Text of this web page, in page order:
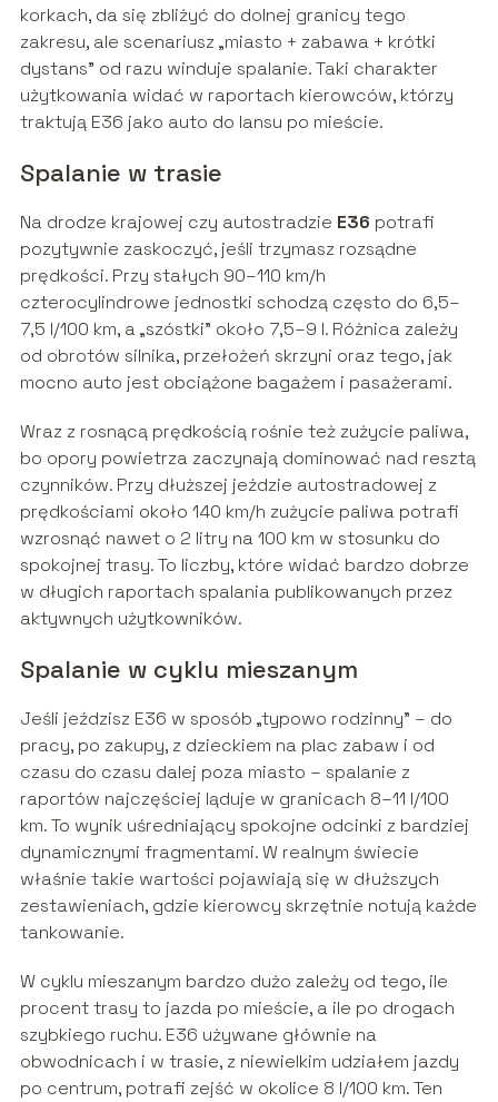
korkach, da się zbliżyć do dolnej granicy tego
zakresu, ale scenariusz „miasto + zabawa + krótki
dystans” od razu winduje spalanie. Taki charakter
użytkowania widać w raportach kierowców, którzy
traktują E36 jako auto do lansu po mieście.
Spalanie w trasie
Na drodze krajowej czy autostradzie E36 potrafi
pozytywnie zaskoczyć, jeśli trzymasz rozsądne
prędkości. Przy stałych 90–110 km/h
czterocylindrowe jednostki schodzą często do 6,5–
7,5 l/100 km, a „szóstki” około 7,5–9 l. Różnica zależy
od obrotów silnika, przełożeń skrzyni oraz tego, jak
mocno auto jest obciążone bagażem i pasażerami.
Wraz z rosnącą prędkością rośnie też zużycie paliwa,
bo opory powietrza zaczynają dominować nad resztą
czynników. Przy dłuższej jeździe autostradowej z
prędkościami około 140 km/h zużycie paliwa potrafi
wzrosnąć nawet o 2 litry na 100 km w stosunku do
spokojnej trasy. To liczby, które widać bardzo dobrze
w długich raportach spalania publikowanych przez
aktywnych użytkowników.
Spalanie w cyklu mieszanym
Jeśli jeździsz E36 w sposób „typowo rodzinny” – do
pracy, po zakupy, z dzieckiem na plac zabaw i od
czasu do czasu dalej poza miasto – spalanie z
raportów najczęściej ląduje w granicach 8–11 l/100
km. To wynik uśredniający spokojne odcinki z bardziej
dynamicznymi fragmentami. W realnym świecie
właśnie takie wartości pojawiają się w dłuższych
zestawieniach, gdzie kierowcy skrzętnie notują każde
tankowanie.
W cyklu mieszanym bardzo dużo zależy od tego, ile
procent trasy to jazda po mieście, a ile po drogach
szybkiego ruchu. E36 używane głównie na
obwodnicach i w trasie, z niewielkim udziałem jazdy
po centrum, potrafi zejść w okolice 8 l/100 km. Ten